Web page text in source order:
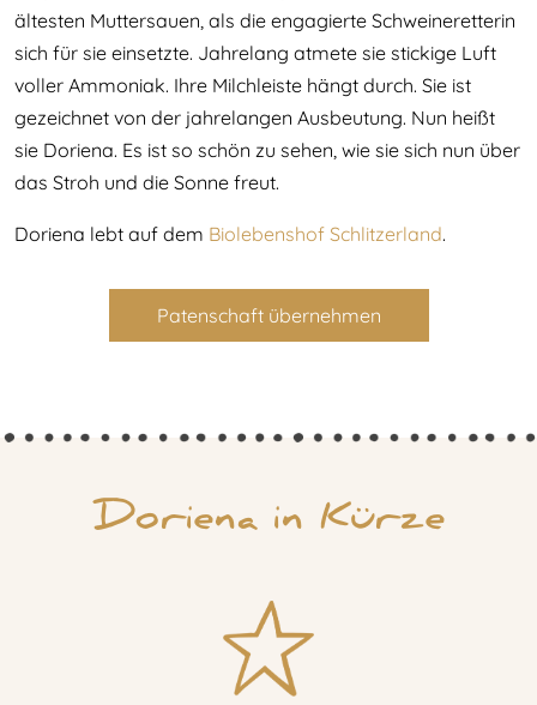
ältesten Muttersauen, als die engagierte Schweineretterin
sich für sie einsetzte. Jahrelang atmete sie stickige Luft
voller Ammoniak. Ihre Milchleiste hängt durch. Sie ist
gezeichnet von der jahrelangen Ausbeutung. Nun heißt
sie Doriena. Es ist so schön zu sehen, wie sie sich nun über
das Stroh und die Sonne freut.
Doriena lebt auf dem Biolebenshof Schlitzerland.
Patenschaft übernehmen
Doriena in Kürze